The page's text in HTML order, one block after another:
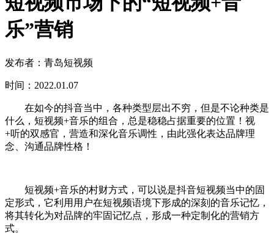
乐”营销
发布者：青岛短视频
时间：2022.01.07
在如今的抖音当中，各种类型层出不穷，但是不论种类是
什么，短视频+音乐的组合，总是稳稳占据重要的位置！视
+听的双感官，营造和深化音乐调性，由此强化表达品牌理
念、沟通品牌性格！
短视频+音乐的村财方式，可以说是抖音短视频当中的固
定形式，它利用用户在短视频语境下形成的深刻的音乐记忆，
将其转化为对品牌的牢固记忆点，形成一种定制化的营销方
式。